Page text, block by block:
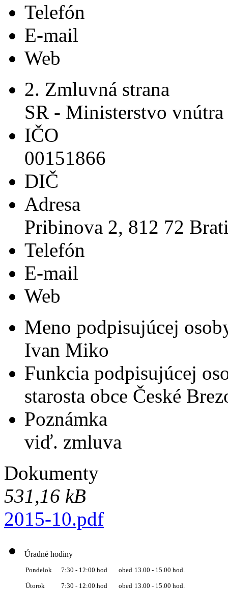
Telefón
E-mail
Web
2. Zmluvná strana
SR - Ministerstvo
IČO
00151866
DIČ
Adresa
Pribinova 2, 812 72
Telefón
E-mail
Web
Meno podpisujúcej
Ivan Miko
Funkcia podpisujúcej
starosta obce České
Poznámka
viď. zmluva
Dokumenty
531,16 kB
2015-10.pdf
Úradné hodiny
Pondelok 7:30 - 12:00.hod obed 13.00 - 15.00 hod.
Útorok 7:30 - 12:00.hod obed 13.00 - 15.00 hod.